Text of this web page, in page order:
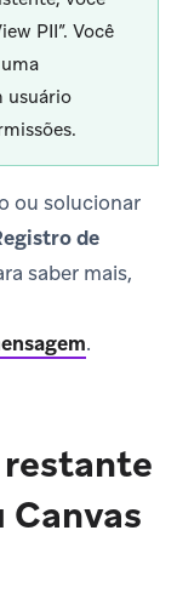
PII”. Você
usuário
ou solucionar
de
saber mais,
.
Canvas